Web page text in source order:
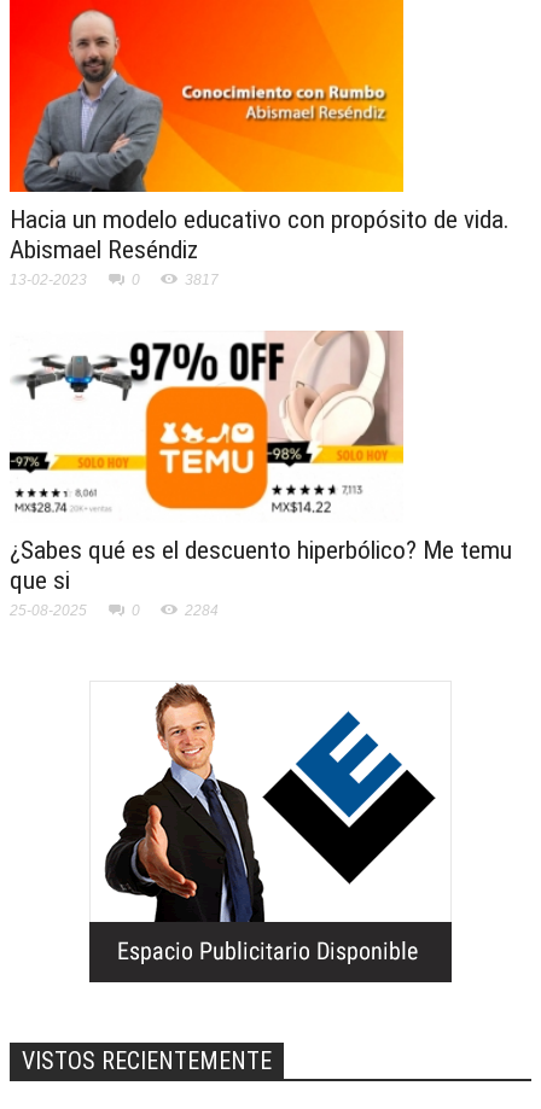
Hacia un modelo educativo con propósito de vida.
Abismael Reséndiz
13-02-2023 0 3817
¿Sabes qué es el descuento hiperbólico? Me temu
que si
25-08-2025 0 2284
VISTOS RECIENTEMENTE